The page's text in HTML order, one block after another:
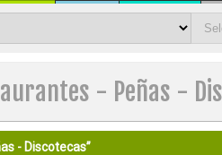
- Peñas -
- Discotecas”